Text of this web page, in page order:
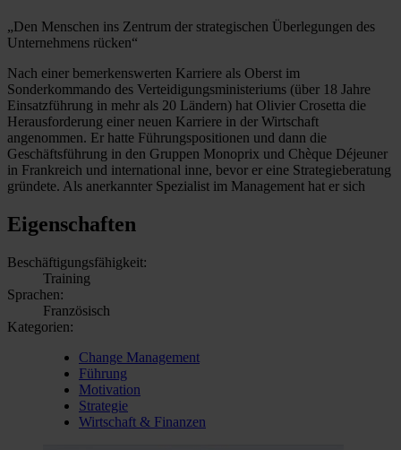
„Den Menschen ins Zentrum der strategischen Überlegungen des
Unternehmens rücken“
Nach einer bemerkenswerten Karriere als Oberst im
Sonderkommando des Verteidigungsministeriums (über 18 Jahre
Einsatzführung in mehr als 20 Ländern) hat Olivier Crosetta die
Herausforderung einer neuen Karriere in der Wirtschaft
angenommen. Er hatte Führungspositionen und dann die
Geschäftsführung in den Gruppen Monoprix und Chèque Déjeuner
in Frankreich und international inne, bevor er eine Strategieberatung
gründete. Als anerkannter Spezialist im Management hat er sich
Eigenschaften
Beschäftigungsfähigkeit:
Training
Sprachen:
Französisch
Kategorien:
Change Management
Führung
Motivation
Strategie
Wirtschaft & Finanzen